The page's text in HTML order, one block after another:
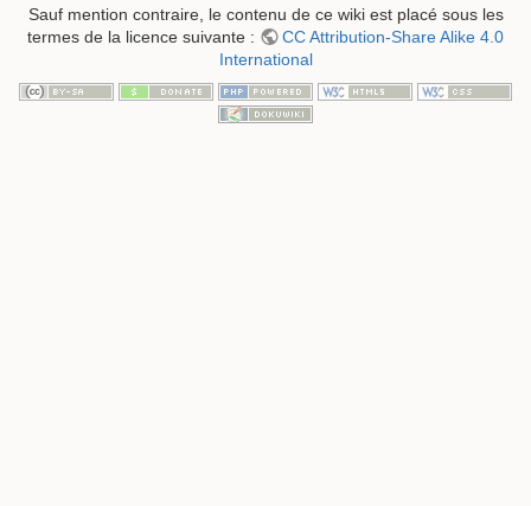
Sauf mention contraire, le contenu de ce wiki est placé sous les
termes de la licence suivante :
CC Attribution-Share Alike 4.0
International